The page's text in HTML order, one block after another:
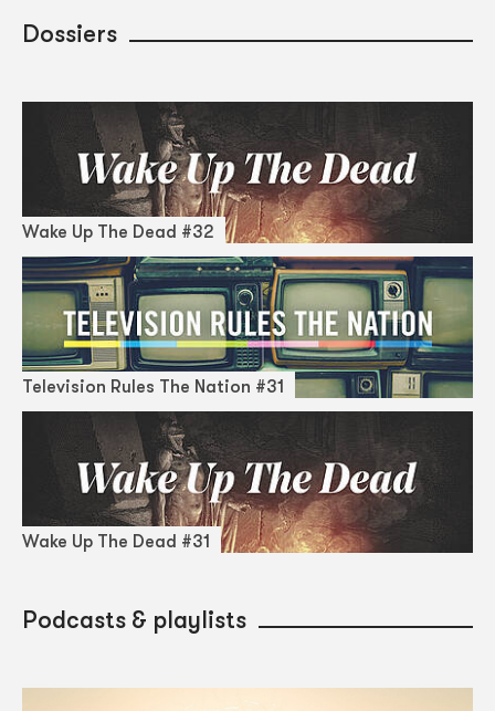
Dossiers
Wake Up The Dead #32
Television Rules The Nation #31
Wake Up The Dead #31
Podcasts & playlists